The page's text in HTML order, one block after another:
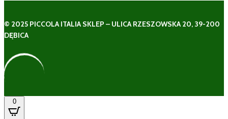
© 2025 PICCOLA ITALIA SKLEP – ULICA RZESZOWSKA 20, 39-200
DĘBICA
0